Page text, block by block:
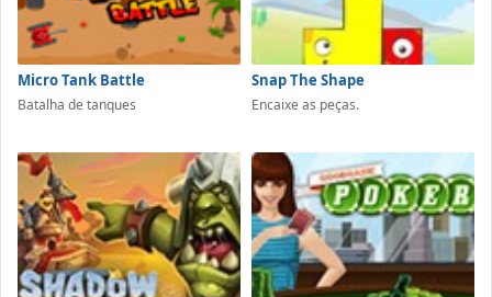
Micro Tank Battle
Batalha de tanques
Snap The Shape
Encaixe as peças.